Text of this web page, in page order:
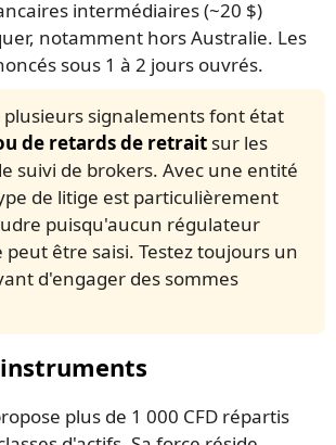
intermédiaires (~20 $)
notamment hors Australie. Les
sous 1 à 2 jours ouvrés.
plusieurs signalements font état
de retards de retrait sur les
suivi de brokers. Avec une entité
de litige est particulièrement
puisqu'aucun régulateur
être saisi. Testez toujours un
d'engager des sommes
plus de 1 000 CFD répartis